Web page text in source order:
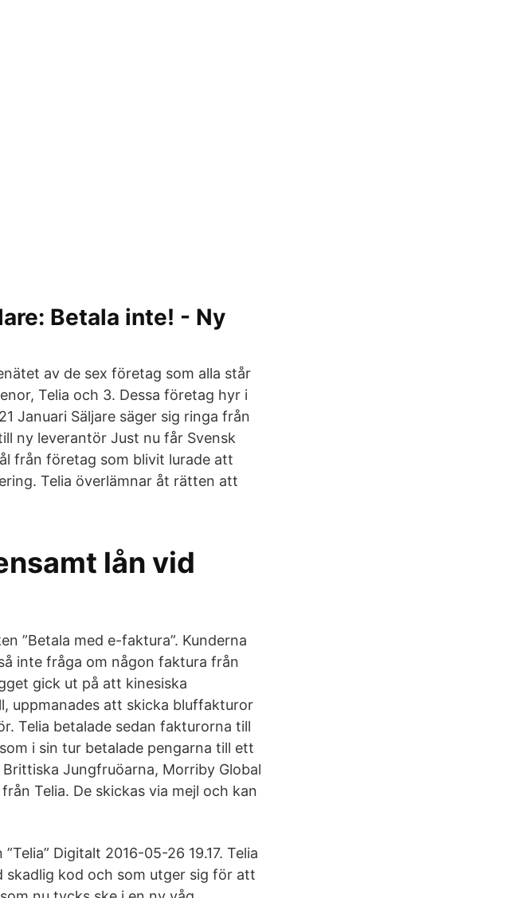
Betala inte! - Ny
av de sex företag som alla står
Telia och 3. Dessa företag hyr i
Januari Säljare säger sig ringa från
ny leverantör Just nu får Svensk
från företag som blivit lurade att
Telia överlämnar åt rätten att
lån vid
”Betala med e-faktura”. Kunderna
inte fråga om någon faktura från
gick ut på att kinesiska
uppmanades att skicka bluffakturor
Telia betalade sedan fakturorna till
i sin tur betalade pengarna till ett
Jungfruöarna, Morriby Global
Telia. De skickas via mejl och kan
Digitalt 2016-05-26 19.17. Telia
kod och som utger sig för att